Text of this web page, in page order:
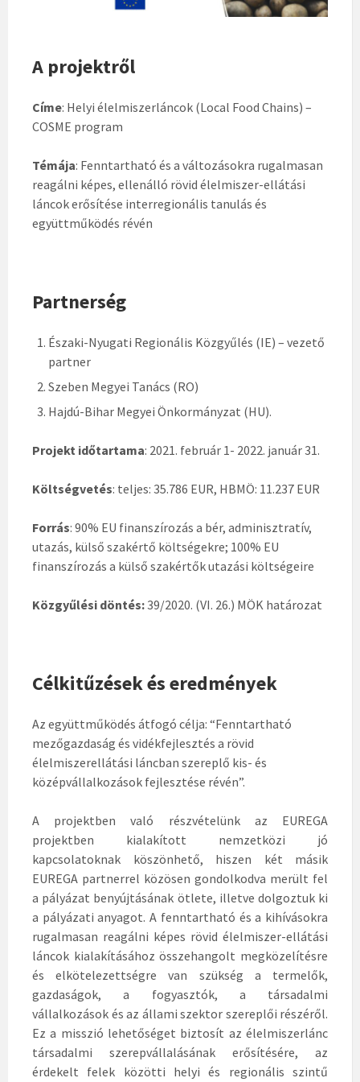
A projektről
Címe: Helyi élelmiszerláncok (Local Food Chains) –
COSME program
Témája: Fenntartható és a változásokra rugalmasan
reagálni képes, ellenálló rövid élelmiszer-ellátási
láncok erősítése interregionális tanulás és
együttműködés révén
Partnerség
Északi-Nyugati Regionális Közgyűlés (IE) – vezető
partner
Szeben Megyei Tanács (RO)
Hajdú-Bihar Megyei Önkormányzat (HU).
Projekt időtartama: 2021. február 1- 2022. január 31.
Költségvetés: teljes: 35.786 EUR, HBMÖ: 11.237 EUR
Forrás: 90% EU finanszírozás a bér, adminisztratív,
utazás, külső szakértő költségekre; 100% EU
finanszírozás a külső szakértők utazási költségeire
Közgyűlési döntés:39/2020. (VI. 26.) MÖK határozat
Célkitűzések és eredmények
Az együttműködés átfogó célja: “Fenntartható
mezőgazdaság és vidékfejlesztés a rövid
élelmiszerellátási láncban szereplő kis- és
középvállalkozások fejlesztése révén”.
A projektben való részvételünk az EUREGA
projektben kialakított nemzetközi jó
kapcsolatoknak köszönhető, hiszen két másik
EUREGA partnerrel közösen gondolkodva merült fel
a pályázat benyújtásának ötlete, illetve dolgoztuk ki
a pályázati anyagot. A fenntartható és a kihívásokra
rugalmasan reagálni képes rövid élelmiszer-ellátási
láncok kialakításához összehangolt megközelítésre
és elkötelezettségre van szükség a termelők,
gazdaságok, a fogyasztók, a társadalmi
vállalkozások és az állami szektor szereplői részéről.
Ez a misszió lehetőséget biztosít az élelmiszerlánc
társadalmi szerepvállalásának erősítésére, az
érdekelt felek közötti helyi és regionális szintű